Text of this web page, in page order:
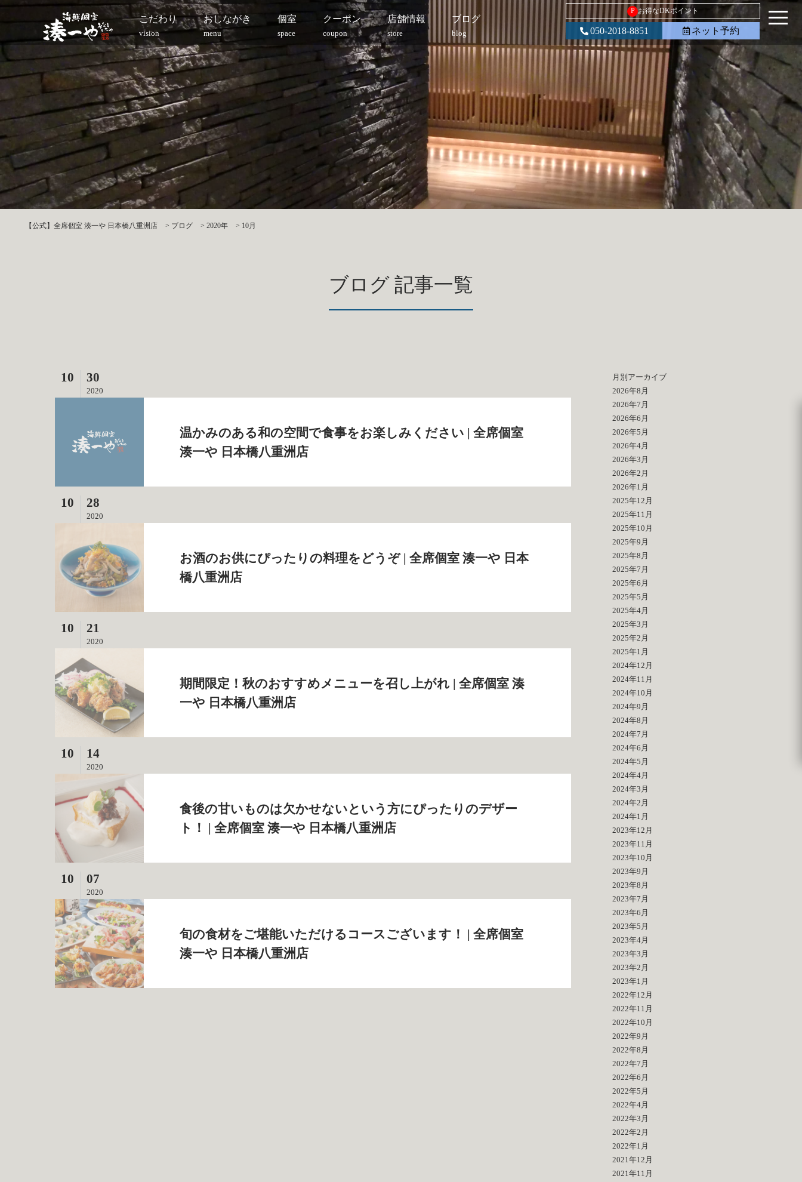
こだわり
vision
おしながき
menu
個室
space
クーポン
coupon
店舗情報
store
ブログ
blog
P お得なDKポイント
050-2018-8851 ネット予約
【公式】全席個室 湊一や 日本橋八重洲店 > ブログ > 2020年 > 10月
ブログ 記事一覧
10 30
2020
温かみのある和の空間で食事をお楽しみください | 全席個室
湊一や 日本橋八重洲店
10 28
2020
お酒のお供にぴったりの料理をどうぞ | 全席個室 湊一や 日本
橋八重洲店
10 21
2020
期間限定！秋のおすすめメニューを召し上がれ | 全席個室 湊
一や 日本橋八重洲店
10 14
2020
食後の甘いものは欠かせないという方にぴったりのデザー
ト！ | 全席個室 湊一や 日本橋八重洲店
10 07
2020
旬の食材をご堪能いただけるコースございます！ | 全席個室
湊一や 日本橋八重洲店
月別アーカイブ
2026年8月
2026年7月
2026年6月
2026年5月
2026年4月
2026年3月
2026年2月
2026年1月
2025年12月
2025年11月
2025年10月
2025年9月
2025年8月
2025年7月
2025年6月
2025年5月
2025年4月
2025年3月
2025年2月
2025年1月
2024年12月
2024年11月
2024年10月
2024年9月
2024年8月
2024年7月
2024年6月
2024年5月
2024年4月
2024年3月
2024年2月
2024年1月
2023年12月
2023年11月
2023年10月
2023年9月
2023年8月
2023年7月
2023年6月
2023年5月
2023年4月
2023年3月
2023年2月
2023年1月
2022年12月
2022年11月
2022年10月
2022年9月
2022年8月
2022年7月
2022年6月
2022年5月
2022年4月
2022年3月
2022年2月
2022年1月
2021年12月
2021年11月